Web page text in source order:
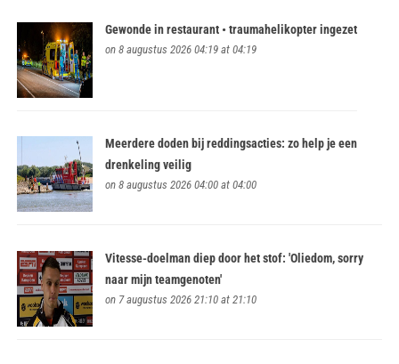
Gewonde in restaurant • traumahelikopter ingezet
on 8 augustus 2026 04:19 at 04:19
Meerdere doden bij reddingsacties: zo help je een
drenkeling veilig
on 8 augustus 2026 04:00 at 04:00
Vitesse-doelman diep door het stof: 'Oliedom, sorry
naar mijn teamgenoten'
on 7 augustus 2026 21:10 at 21:10